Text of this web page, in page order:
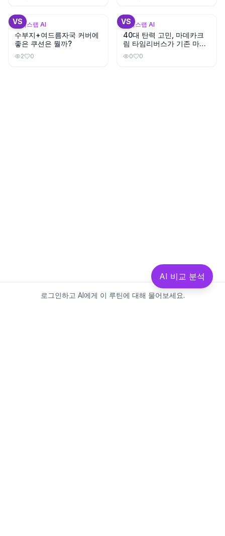
VS
뷰틱스랩 AI
수부지+여드름자국 커버에
좋은 쿠션은 뭘까?
2 0
VS
뷰틱스랩 AI
40대 탄력 고민, 마데카크
림 타임리버스가 기존 마데
카크림보다 나을까?
0 0
로그인하고 AI에게 이 루틴에 대해 물어보세요.
AI 비교 분석